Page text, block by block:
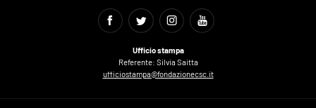
Ufficio stampa
Referente: Silvia Saitta
ufficiostampa@fondazionecsc.it